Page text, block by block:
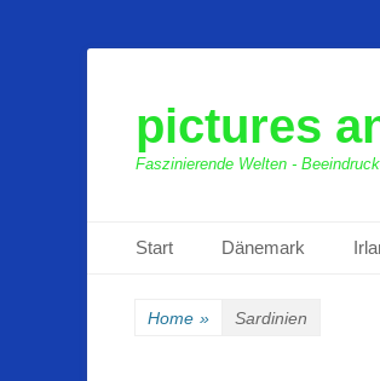
pictures
Faszinierende Welten -
Primäres Menü
Inhalt
Start Dänemark
Home » Sardinien